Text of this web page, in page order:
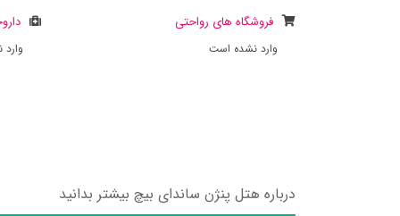
فروشگاه های رواحتی
وارد نشده است
درباره هتل پنژن ساندای بیچ بیشتر بدانید